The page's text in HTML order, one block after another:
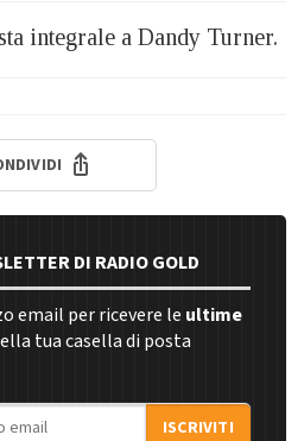
integrale a Dandy Turner.
DI RADIO GOLD
email per ricevere le ultime
tua casella di posta
ISCRIVITI